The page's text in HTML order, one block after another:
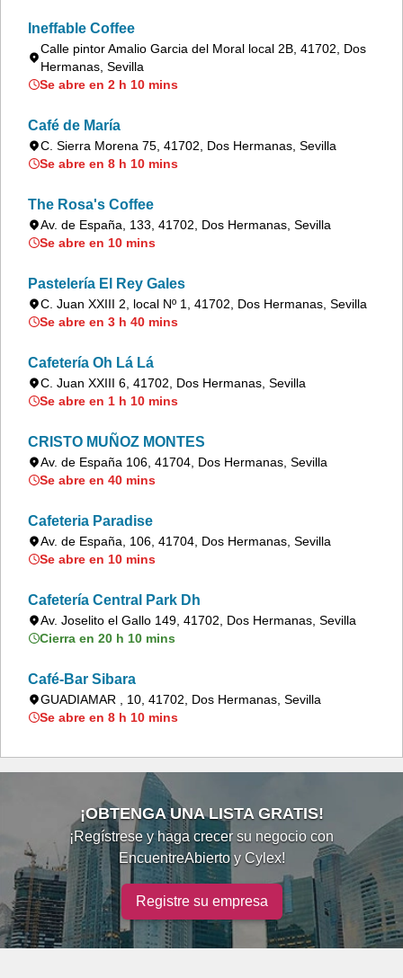
Ineffable Coffee
Calle pintor Amalio Garcia del Moral local 2B, 41702, Dos
Hermanas, Sevilla
Se abre en 2 h 10 mins
Café de María
C. Sierra Morena 75, 41702, Dos Hermanas, Sevilla
Se abre en 8 h 10 mins
The Rosa's Coffee
Av. de España, 133, 41702, Dos Hermanas, Sevilla
Se abre en 10 mins
Pastelería El Rey Gales
C. Juan XXIII 2, local Nº 1, 41702, Dos Hermanas, Sevilla
Se abre en 3 h 40 mins
Cafetería Oh Lá Lá
C. Juan XXIII 6, 41702, Dos Hermanas, Sevilla
Se abre en 1 h 10 mins
CRISTO MUÑOZ MONTES
Av. de España 106, 41704, Dos Hermanas, Sevilla
Se abre en 40 mins
Cafeteria Paradise
Av. de España, 106, 41704, Dos Hermanas, Sevilla
Se abre en 10 mins
Cafetería Central Park Dh
Av. Joselito el Gallo 149, 41702, Dos Hermanas, Sevilla
Cierra en 20 h 10 mins
Café-Bar Sibara
GUADIAMAR , 10, 41702, Dos Hermanas, Sevilla
Se abre en 8 h 10 mins
¡OBTENGA UNA LISTA GRATIS!
¡Regístrese y haga crecer su negocio con
EncuentreAbierto y Cylex!
Registre su empresa